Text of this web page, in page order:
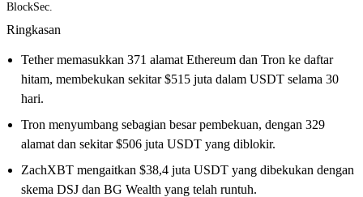
BlockSec.
Ringkasan
Tether memasukkan 371 alamat Ethereum dan Tron ke daftar
hitam, membekukan sekitar $515 juta dalam USDT selama 30
hari.
Tron menyumbang sebagian besar pembekuan, dengan 329
alamat dan sekitar $506 juta USDT yang diblokir.
ZachXBT mengaitkan $38,4 juta USDT yang dibekukan dengan
skema DSJ dan BG Wealth yang telah runtuh.